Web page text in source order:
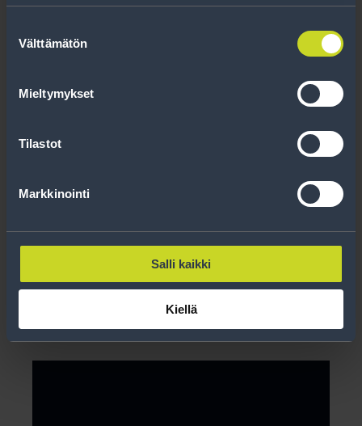
valinta
Välttämätön
Mieltymykset
Tilastot
Markkinointi
Salli kaikki
Kiellä
Soviterengas 83,7-66,1
Lue lisää